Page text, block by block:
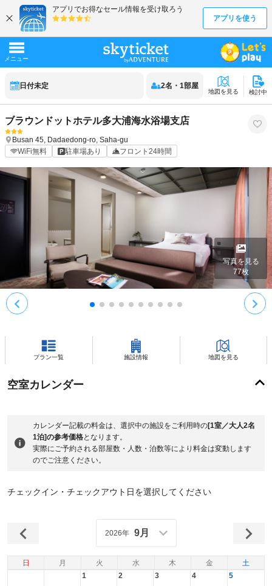
日付未定 2名 ・ 1部屋
地図を見る 検討中
ブラウンドットホテル多大浦海水浴場支店
Busan 45, Dadaedong-ro, Saha-gu
WiFi無料
駐車場あり フロント24時間
写真を見る
77枚
プラン一覧 施設情報 地図を見る
空室カレンダー
カレンダー記載の料金は、選択中の施設をご利用時の[1室／大人2名
1泊]の参考価格となります。
実際にご予約される部屋数・人数・泊数等により料金は変動します
のでご注意ください。
チェックイン・チェックアウト日を選択してください
日 月 火 水 木 金 土
2026年 9月
1 2 3 4 5